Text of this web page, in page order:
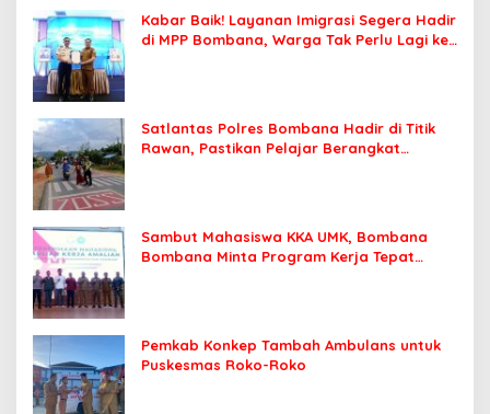
Kabar Baik! Layanan Imigrasi Segera Hadir
di MPP Bombana, Warga Tak Perlu Lagi ke
Satlantas Polres Bombana Hadir di Titik
Rawan, Pastikan Pelajar Berangkat
Sambut Mahasiswa KKA UMK, Bombana
Bombana Minta Program Kerja Tepat
Pemkab Konkep Tambah Ambulans untuk
Puskesmas Roko-Roko